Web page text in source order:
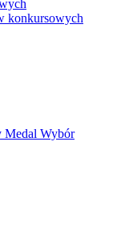
konkursowych
Medal Wybór